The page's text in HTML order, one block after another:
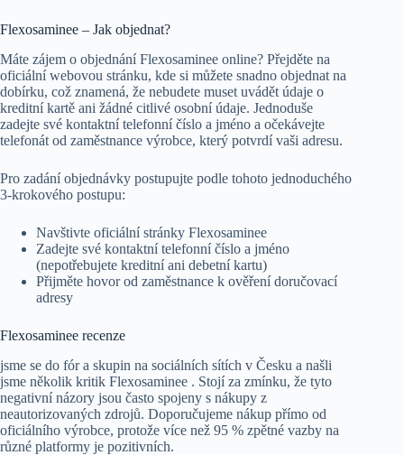
Flexosaminee – Jak objednat?
Máte zájem o objednání Flexosaminee online? Přejděte na
oficiální webovou stránku, kde si můžete snadno objednat na
dobírku, což znamená, že nebudete muset uvádět údaje o
kreditní kartě ani žádné citlivé osobní údaje. Jednoduše
zadejte své kontaktní telefonní číslo a jméno a očekávejte
telefonát od zaměstnance výrobce, který potvrdí vaši adresu.
Pro zadání objednávky postupujte podle tohoto jednoduchého
3-krokového postupu:
Navštivte oficiální stránky Flexosaminee
Zadejte své kontaktní telefonní číslo a jméno
(nepotřebujete kreditní ani debetní kartu)
Přijměte hovor od zaměstnance k ověření doručovací
adresy
Flexosaminee recenze
jsme se do fór a skupin na sociálních sítích v Česku a našli
jsme několik kritik Flexosaminee . Stojí za zmínku, že tyto
negativní názory jsou často spojeny s nákupy z
neautorizovaných zdrojů. Doporučujeme nákup přímo od
oficiálního výrobce, protože více než 95 % zpětné vazby na
různé platformy je pozitivních.